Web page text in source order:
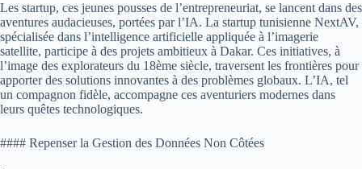
Les startup, ces jeunes pousses de l’entrepreneuriat, se lancent dans des
aventures audacieuses, portées par l’IA. La startup tunisienne NextAV,
spécialisée dans l’intelligence artificielle appliquée à l’imagerie
satellite, participe à des projets ambitieux à Dakar. Ces initiatives, à
l’image des explorateurs du 18ème siècle, traversent les frontières pour
apporter des solutions innovantes à des problèmes globaux. L’IA, tel
un compagnon fidèle, accompagne ces aventuriers modernes dans
leurs quêtes technologiques.
#### Repenser la Gestion des Données Non Côtées